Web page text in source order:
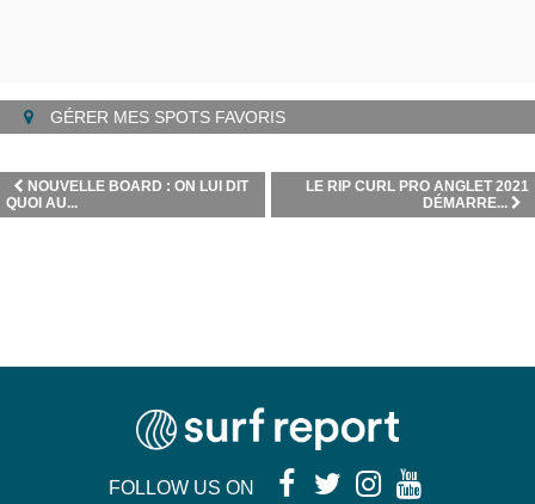
GÉRER MES SPOTS FAVORIS
LE RIP CURL PRO ANGLET 2021
DÉMARRE...
NOUVELLE BOARD : ON LUI DIT
QUOI AU...
FOLLOW US ON